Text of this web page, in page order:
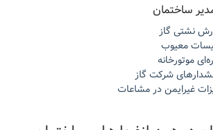
ساختمان
نشتی گاز
معیوب
موتورخانه
شرکت گاز
غیرایمن در مشاعات